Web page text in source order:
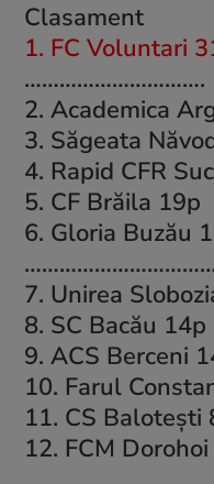
Clasament
1. FC Voluntari
………………………….
2. Academica
3. Săgeata
4. Rapid CFR
5. CF Brăila 19p
6. Gloria Buzău
7. Unirea
8. SC Bacău 14p
9. ACS Berceni
10. Farul
11. CS Baloteşti
12. FCM